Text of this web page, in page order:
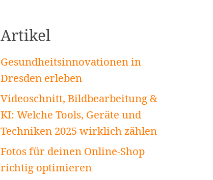
Artikel
Gesundheitsinnovationen in
Dresden erleben
Videoschnitt, Bildbearbeitung &
KI: Welche Tools, Geräte und
Techniken 2025 wirklich zählen
Fotos für deinen Online-Shop
richtig optimieren